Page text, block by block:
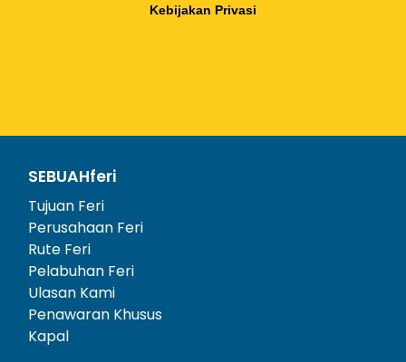
Kebijakan Privasi
SEBUAHferi
Tujuan Feri
Perusahaan Feri
Rute Feri
Pelabuhan Feri
Ulasan Kami
Penawaran Khusus
Kapal